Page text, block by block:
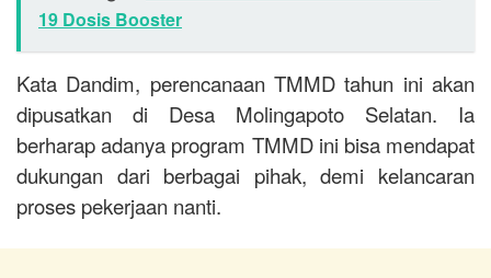
19 Dosis Booster
Kata Dandim, perencanaan TMMD tahun ini akan
dipusatkan di Desa Molingapoto Selatan. Ia
berharap adanya program TMMD ini bisa mendapat
dukungan dari berbagai pihak, demi kelancaran
proses pekerjaan nanti.